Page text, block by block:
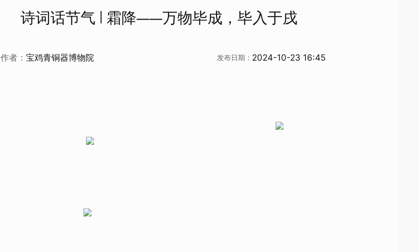
诗词话节气 | 霜降——万物毕成，毕入于戌
作者： 宝鸡青铜器博物院 发布日期： 2024-10-23 16:45